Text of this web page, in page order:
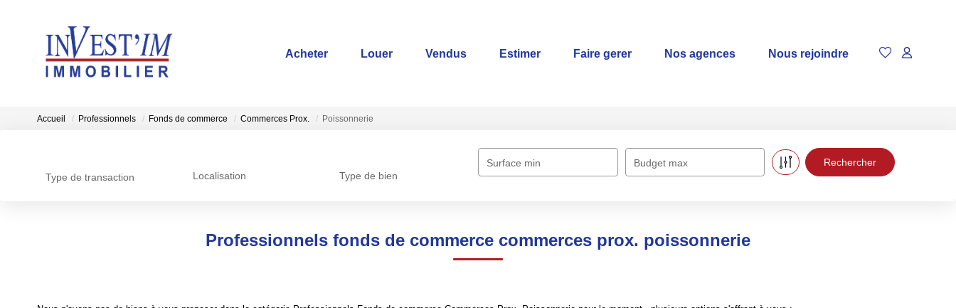
Acheter Louer Vendus Estimer Faire gerer Nos agences Nous rejoindre
Accueil Professionnels Fonds de commerce Commerces Prox. Poissonnerie
Type de transaction Localisation Type de bien
Surface min Budget max
Professionnels fonds de commerce commerces prox. poissonnerie